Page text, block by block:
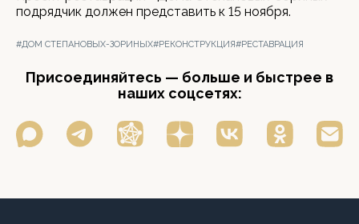
подрядчик должен представить к 15 ноября.
#ДОМ СТЕПАНОВЫХ-ЗОРИНЫХ#РЕКОНСТРУКЦИЯ#РЕСТАВРАЦИЯ
Присоединяйтесь — больше и быстрее в
наших соцсетях: